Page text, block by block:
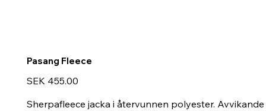
Pasang Fleece
Price
SEK 455.00
Sherpafleece jacka i återvunnen polyester.